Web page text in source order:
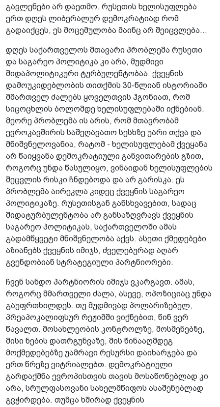
გავლენები არ დაეთმო. რუსეთის ხელისუფლება
ერთ დღეს ლიბერალურ დემოკრატიად რომ
გადაიქცეს, ეს მოცემულობა მაინც არ შეიცვლება...
დღეს საქართველოს მთავარი პრობლემა რუსეთი
და საგარეო პოლიტიკა კი არა, მუდმივი
შიდაპოლიტიკური ტურბულენტობაა. ქვეყნის
დამოუკიდებლობის თითქმის 30-წლიან ისტორიაში
მმართველ ძალებს ყოველთვის ჰგონიათ, რომ
სიცოცხლის ბოლომდე ხელისუფლებაში იქნებიან.
მეორე პრობლემა ის არის, რომ მთავრობამ
ევროკავშირის საშეღავათო სესხზე უარი თქვა და
მნიშვნელოვანია, რატომ - ხელისუფლებამ ქვეყანა
არ წაიყვანა დემოკრატიული განვითარების გზით,
როგორც უნდა წასულიყო, ვინაიდან ხელისუფლების
შეცვლის რისკი ჩნდებოდა და არ გარისკა. ეს
პრობლემა აირეკლა კიდეც ქვეყნის საგარეო
პოლიტიკაზე. რუსეთისგან განსხვავებით, სადაც
შიდატურბულენტობა არ განსაზღვრავს ქვეყნის
საგარეო პოლიტიკას, საქართველოში ამას
გადამწყვეტი მნიშვნელობა აქვს. ასეთი ქმედებები
აზიანებს ქვეყნის იმიჯს, ძველებურად აღარ
გვენდობიან სტრატეგიული პარტნიორები.
ჩვენ სანდო პარტნიორის იმიჯს ვკარგავთ. ამას,
როგორც მმართველი ძალა, ასევე, ოპოზიციაც უნდა
გაუფრთხილდეს. თუ მუდმივად პოლარიზებულ,
პრეაპოკალიფსურ რეჟიმში ვიქნებით, წინ ვერ
წავალთ. მოსახლეობის კონტროლზე, მოსმენებზე,
მისი ნების დათრგუნვაზე, მის წინააღმდეგ
მოქმედებებზე უამრავი რესურსი დაიხარჯება და
ერთ წრეზე ვიტრიალებთ. დემოკრატიული
გარდაქმნა ევროპისთვის თავის მოსაწონებლად კი
არა, სრულფასოვანი სახელმწიფოს ასაშენებლად
გვჭირდება. თუმცა ხშირად ქვეყნის